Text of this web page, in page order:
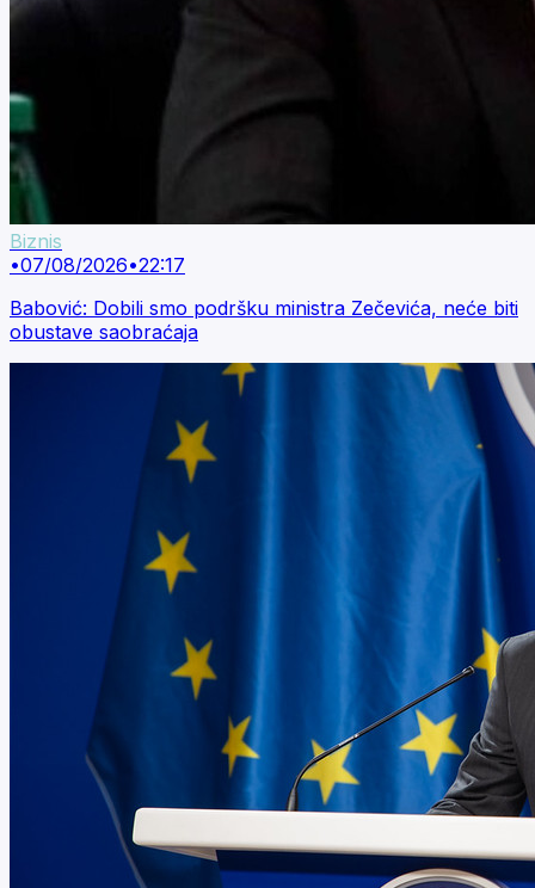
Biznis
•07/08/2026•22:17
Babović: Dobili smo podršku ministra Zečevića, neće biti
obustave saobraćaja